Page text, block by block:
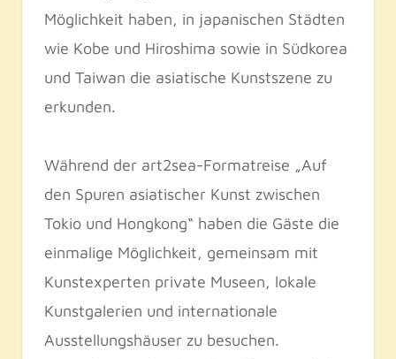
Möglichkeit haben, in japanischen Städten
wie Kobe und Hiroshima sowie in Südkorea
und Taiwan die asiatische Kunstszene zu
erkunden.
Während der art2sea-Formatreise „Auf
den Spuren asiatischer Kunst zwischen
Tokio und Hongkong“ haben die Gäste die
einmalige Möglichkeit, gemeinsam mit
Kunstexperten private Museen, lokale
Kunstgalerien und internationale
Ausstellungshäuser zu besuchen.